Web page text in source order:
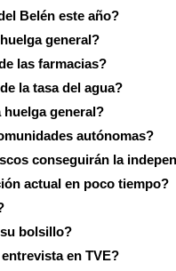
Belén este año?
general?
las farmacias?
la tasa del agua?
huelga general?
autónomas?
conseguirán la
actual en poco tiempo?
bolsillo?
en TVE?